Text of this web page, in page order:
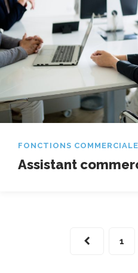
FONCTIONS
Assistant
1